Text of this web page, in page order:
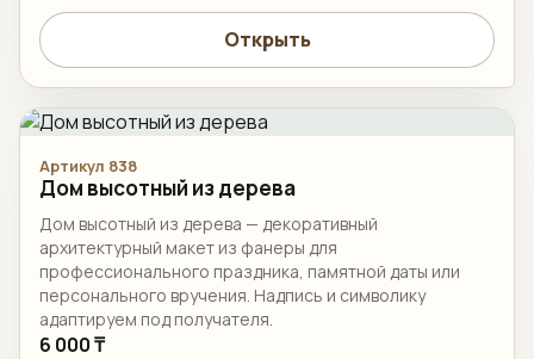
Открыть
Артикул 838
Дом высотный из дерева
Дом высотный из дерева — декоративный
архитектурный макет из фанеры для
профессионального праздника, памятной даты или
персонального вручения. Надпись и символику
адаптируем под получателя.
6 000 ₸